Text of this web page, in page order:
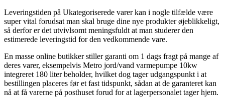
Leveringstiden på Ukategoriserede varer kan i nogle tilfælde være
super vital forudsat man skal bruge dine nye produkter øjeblikkeligt,
så derfor er det utvivlsomt meningsfuldt at man studerer den
estimerede leveringstid for den vedkommende vare.
En masse online butikker stiller garanti om 1 dags fragt på mange af
deres varer, eksempelvis Metro jord/vand varmepumpe 10kw
integreret 180 liter beholder, hvilket dog tager udgangspunkt i at
bestillingen placeres før et fast tidspunkt, sådan at de garanteret kan
nå at få varerne på posthuset forud for at lagerpersonalet tager hjem.